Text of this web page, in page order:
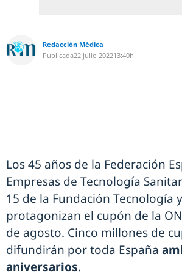
Redacción Médica
Publicada22 julio 202213:40h
Los 45 años de la Federación
Empresas de Tecnología
15 de la Fundación Tecnología
protagonizan el cupón de la
de agosto. Cinco millones de
difundirán por toda España
aniversarios.